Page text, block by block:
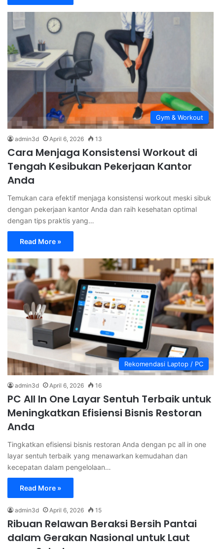
Gym & Workout
admin3d April 6, 2026 13
Cara Menjaga Konsistensi Workout di
Tengah Kesibukan Pekerjaan Kantor
Anda
Temukan cara efektif menjaga konsistensi workout meski sibuk
dengan pekerjaan kantor Anda dan raih kesehatan optimal
dengan tips praktis yang…
Read More »
Rekomendasi Laptop / PC
admin3d April 6, 2026 16
PC All In One Layar Sentuh Terbaik untuk
Meningkatkan Efisiensi Bisnis Restoran
Anda
Tingkatkan efisiensi bisnis restoran Anda dengan pc all in one
layar sentuh terbaik yang menawarkan kemudahan dan
kecepatan dalam pengelolaan…
Read More »
admin3d April 6, 2026 15
Ribuan Relawan Beraksi Bersih Pantai
dalam Gerakan Nasional untuk Laut